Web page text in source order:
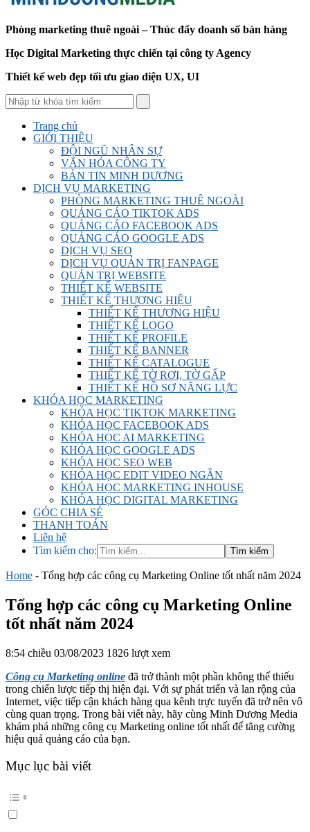
Phòng marketing thuê ngoài – Thúc đẩy doanh số bán hàng
Học Digital Marketing thực chiến tại công ty Agency
Thiết kế web đẹp tối ưu giao diện UX, UI
Trang chủ
GIỚI THIỆU
ĐỘI NGŨ NHÂN SỰ
VĂN HÓA CÔNG TY
BẢN TIN MINH DƯƠNG
DỊCH VỤ MARKETING
PHÒNG MARKETING THUÊ NGOÀI
QUẢNG CÁO TIKTOK ADS
QUẢNG CÁO FACEBOOK ADS
QUẢNG CÁO GOOGLE ADS
DỊCH VỤ SEO
DỊCH VỤ QUẢN TRỊ FANPAGE
QUẢN TRỊ WEBSITE
THIẾT KẾ WEBSITE
THIẾT KẾ THƯƠNG HIỆU
THIẾT KẾ THƯƠNG HIỆU
THIẾT KẾ LOGO
THIẾT KẾ PROFILE
THIẾT KẾ BANNER
THIẾT KẾ CATALOGUE
THIẾT KẾ TỜ RƠI, TỜ GẤP
THIẾT KẾ HỒ SƠ NĂNG LỰC
KHÓA HỌC MARKETING
KHÓA HỌC TIKTOK MARKETING
KHÓA HỌC FACEBOOK ADS
KHÓA HỌC AI MARKETING
KHÓA HỌC GOOGLE ADS
KHÓA HỌC SEO WEB
KHÓA HỌC EDIT VIDEO NGẮN
KHÓA HỌC MARKETING INHOUSE
KHÓA HỌC DIGITAL MARKETING
GÓC CHIA SẺ
THANH TOÁN
Liên hệ
Tìm kiếm cho:
Home - Tổng hợp các công cụ Marketing Online tốt nhất năm 2024
Tổng hợp các công cụ Marketing Online
tốt nhất năm 2024
8:54 chiều 03/08/2023 1826 lượt xem
Công cụ Marketing online đã trở thành một phần không thể thiếu
trong chiến lược tiếp thị hiện đại. Với sự phát triển và lan rộng của
Internet, việc tiếp cận khách hàng qua kênh trực tuyến đã trở nên vô
cùng quan trọng. Trong bài viết này, hãy cùng Minh Dương Media
khám phá những công cụ Marketing online tốt nhất để tăng cường
hiệu quả quảng cáo của bạn.
Mục lục bài viết